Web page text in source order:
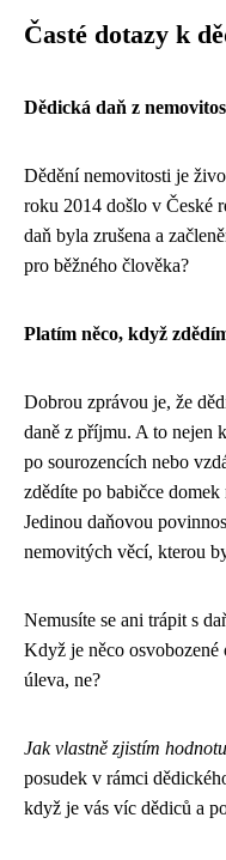
Časté dotazy k
Dědická daň z
Dědění nemovitosti je
roku 2014 došlo v České
daň byla zrušena a
pro běžného člověka?
Platím něco, když
Dobrou zprávou je, že
daně z příjmu. A to nejen
po sourozencích nebo
zdědíte po babičce
Jedinou daňovou
nemovitých věcí, kterou
Nemusíte se ani trápit s
Když je něco osvobozené
úleva, ne?
Jak vlastně zjistím
posudek v rámci
když je vás víc dědiců a